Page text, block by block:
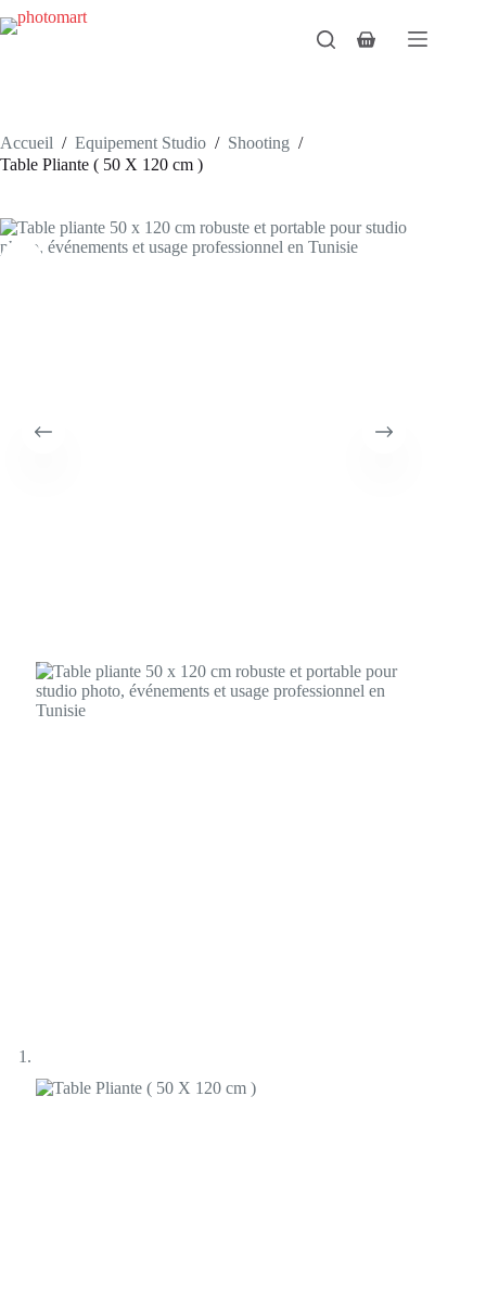
Passer
au
Panier
Accueil / Equipement Studio / Shooting /
Table Pliante ( 50 X 120 cm )